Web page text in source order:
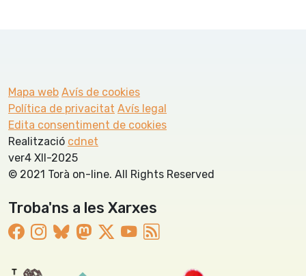
Mapa web Avís de cookies
Política de privacitat Avís legal
Edita consentiment de cookies
Realització cdnet
ver4 XII-2025
© 2021 Torà on-line. All Rights Reserved
Troba'ns a les Xarxes